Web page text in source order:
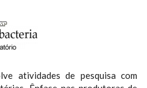
atividades de pesquisa com